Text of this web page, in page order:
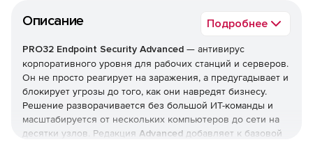
Описание Подробнее
PRO32 Endpoint Security Advanced — антивирус
корпоративного уровня для рабочих станций и серверов.
Он не просто реагирует на заражения, а предугадывает и
блокирует угрозы до того, как они навредят бизнесу.
Решение разворачивается без большой ИТ-команды и
масштабируется от нескольких компьютеров до сети на
десятки узлов. Редакция Advanced добавляет к базовой